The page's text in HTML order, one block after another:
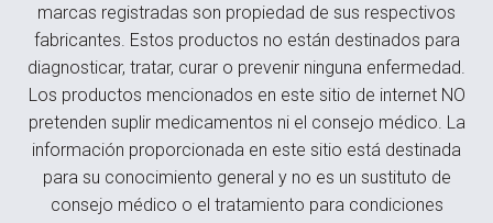
marcas registradas son propiedad de sus respectivos
fabricantes. Estos productos no están destinados para
diagnosticar, tratar, curar o prevenir ninguna enfermedad.
Los productos mencionados en este sitio de internet NO
pretenden suplir medicamentos ni el consejo médico. La
información proporcionada en este sitio está destinada
para su conocimiento general y no es un sustituto de
consejo médico o el tratamiento para condiciones